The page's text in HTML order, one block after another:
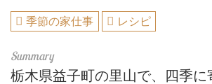
季節の家仕事 レシピ
栃木県益子町の里山で、四季に